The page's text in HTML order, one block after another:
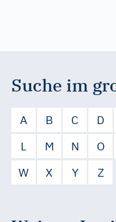
Suche im
A B C D
L
M N O
W
X Y Z